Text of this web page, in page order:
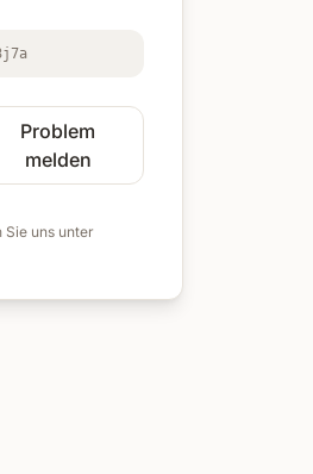
Problem
melden
Sie uns unter